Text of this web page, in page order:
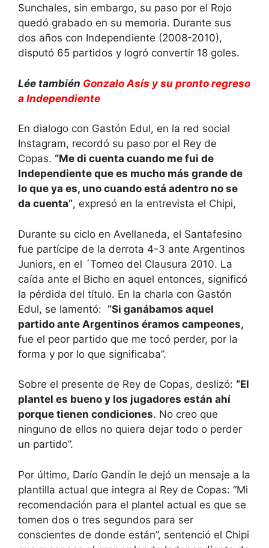
Sunchales, sin embargo, su paso por el Rojo
quedó grabado en su memoria. Durante sus
dos años con Independiente (2008-2010),
disputó 65 partidos y logró convertir 18 goles.
Lée también Gonzalo Asís y su pronto regreso
a Independiente
En dialogo con Gastón Edul, en la red social
Instagram, recordó su paso por el Rey de
Copas. “Me di cuenta cuando me fui de
Independiente que es mucho más grande de
lo que ya es, uno cuando está adentro no se
da cuenta”, expresó en la entrevista el Chipi,
Durante su ciclo en Avellaneda, el Santafesino
fue partícipe de la derrota 4-3 ante Argentinos
Juniors, en el ´Torneo del Clausura 2010. La
caída ante el Bicho en aquel entonces, significó
la pérdida del título. En la charla con Gastón
Edul, se lamentó: “Si ganábamos aquel
partido ante Argentinos éramos campeones,
fue el peor partido que me tocó perder, por la
forma y por lo que significaba”.
Sobre el presente de Rey de Copas, deslizó: “El
plantel es bueno y los jugadores están ahí
porque tienen condiciones. No creo que
ninguno de ellos no quiera dejar todo o perder
un partido”.
Por último, Darío Gandín le dejó un mensaje a la
plantilla actual que integra al Rey de Copas: “Mi
recomendación para el plantel actual es que se
tomen dos o tres segundos para ser
conscientes de donde están”, sentenció el Chipi